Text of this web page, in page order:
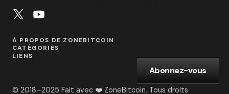
À PROPOS DE ZONEBITCOIN
CATÉGORIES
LIENS
© 2018–2025 Fait avec ❤️ ZoneBitcoin. Tous droits
Abonnez-vous